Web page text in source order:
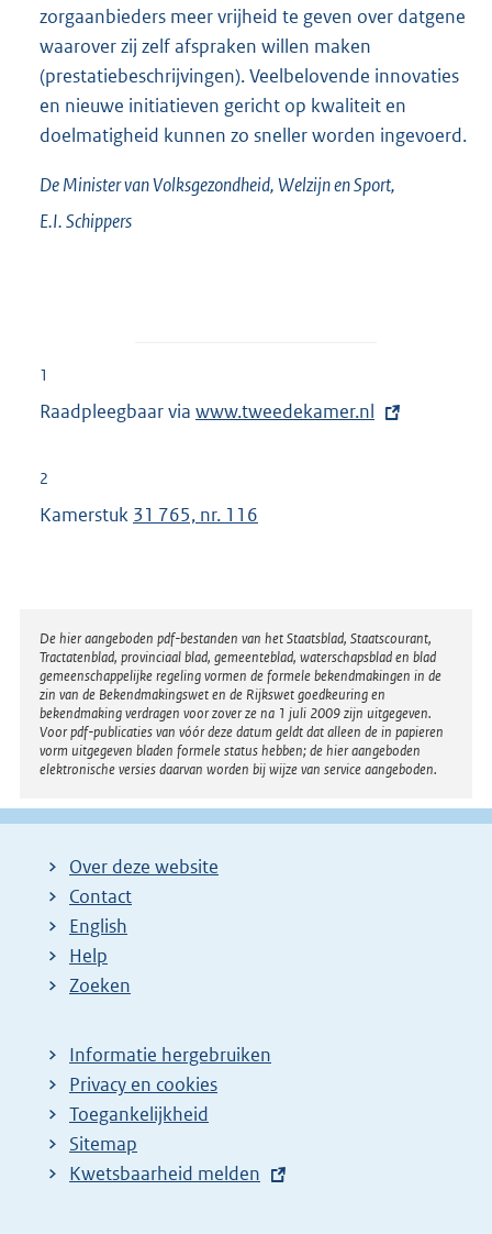
zorgaanbieders meer vrijheid te geven over datgene
waarover zij zelf afspraken willen maken
(prestatiebeschrijvingen). Veelbelovende innovaties
en nieuwe initiatieven gericht op kwaliteit en
doelmatigheid kunnen zo sneller worden ingevoerd.
De Minister van Volksgezondheid, Welzijn en Sport,
E.I.Schippers
1
Raadpleegbaar via E
r
i
n
k
:
www.tweedekamer.nl
2
Kamerstuk 31 765, nr. 116
Disclaimer
De hier aangeboden pdf-bestanden van het Staatsblad, Staatscourant,
Tractatenblad, provinciaal blad, gemeenteblad, waterschapsblad en blad
gemeenschappelijke regeling vormen de formele bekendmakingen in de
zin van de Bekendmakingswet en de Rijkswet goedkeuring en
bekendmaking verdragen voor zover ze na 1 juli 2009 zijn uitgegeven.
Voor pdf-publicaties van vóór deze datum geldt dat alleen de in papieren
vorm uitgegeven bladen formele status hebben; de hier aangeboden
elektronische versies daarvan worden bij wijze van service aangeboden.
Over deze website
Contact
English
Help
Zoeken
Informatie hergebruiken
Privacy en cookies
Toegankelijkheid
Sitemap
E
Kwetsbaarheid melden